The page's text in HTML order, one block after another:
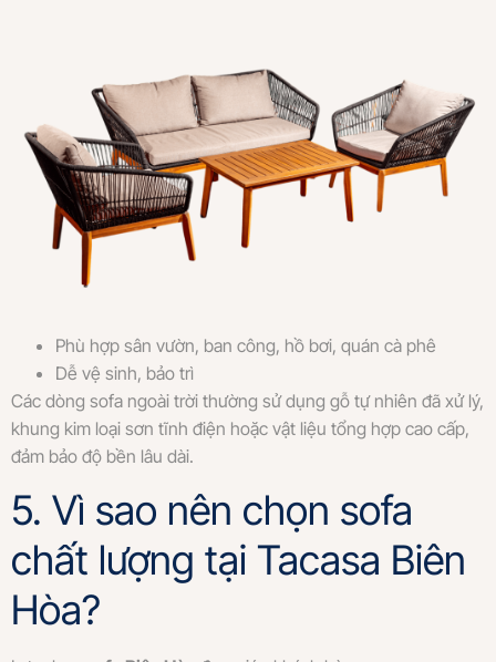
Phù hợp sân vườn, ban công, hồ bơi, quán cà phê
Dễ vệ sinh, bảo trì
Các dòng sofa ngoài trời thường sử dụng gỗ tự nhiên đã xử lý,
khung kim loại sơn tĩnh điện hoặc vật liệu tổng hợp cao cấp,
đảm bảo độ bền lâu dài.
5. Vì sao nên chọn sofa
chất lượng tại Tacasa Biên
Hòa?